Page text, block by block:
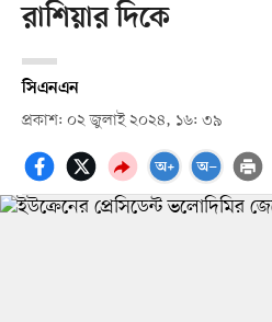
রাশিয়ার দিকে
সিএনএন
প্রকাশ: ০২ জুলাই ২০২৪, ১৬: ৩৯